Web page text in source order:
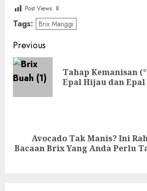
Post Views: 8
Tags: Brix Manggi
Post
navigation
Previous
Tahap Kemanisan
Epal Hijau dan
Next
post:
Avocado Tak Manis? Ini
Bacaan Brix Yang Anda Perlu